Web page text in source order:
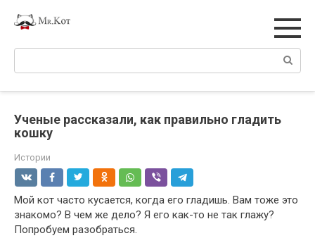
Поиск:
Ученые рассказали, как правильно гладить
кошку
Истории
Мой кот часто кусается, когда его гладишь. Вам тоже это
знакомо? В чем же дело? Я его как-то не так глажу?
Попробуем разобраться.